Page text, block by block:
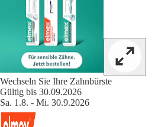
Wechseln Sie Ihre Zahnbürste
Gültig bis 30.09.2026
Sa. 1.8. - Mi. 30.9.2026